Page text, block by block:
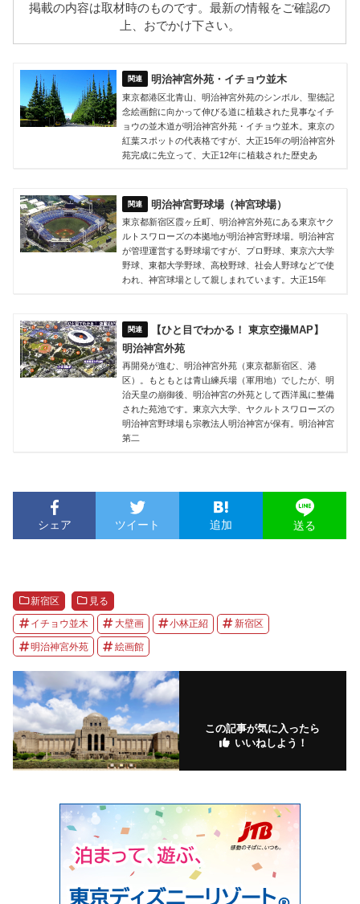
掲載の内容は取材時のものです。最新の情報をご確認の
上、おでかけ下さい。
明治神宮外苑・イチョウ並木
東京都港区北青山、明治神宮外苑のシンボル、聖徳記
念絵画館に向かって伸びる道に植栽された見事なイチ
ョウの並木道が明治神宮外苑・イチョウ並木。東京の
紅葉スポットの代表格ですが、大正15年の明治神宮外
苑完成に先立って、大正12年に植栽された歴史あ
明治神宮野球場（神宮球場）
東京都新宿区霞ヶ丘町、明治神宮外苑にある東京ヤク
ルトスワローズの本拠地が明治神宮野球場。明治神宮
が管理運営する野球場ですが、プロ野球、東京六大学
野球、東都大学野球、高校野球、社会人野球などで使
われ、神宮球場として親しまれています。大正15年
【ひと目でわかる！ 東京空撮MAP】
明治神宮外苑
再開発が進む、明治神宮外苑（東京都新宿区、港
区）。もともとは青山練兵場（軍用地）でしたが、明
治天皇の崩御後、明治神宮の外苑として西洋風に整備
された苑池です。東京六大学、ヤクルトスワローズの
明治神宮野球場も宗教法人明治神宮が保有。明治神宮
第二
シェア ツイート 追加 送る
新宿区 見る
イチョウ並木 大壁画 小林正紹 新宿区
明治神宮外苑 絵画館
この記事が気に入ったら
いいねしよう！